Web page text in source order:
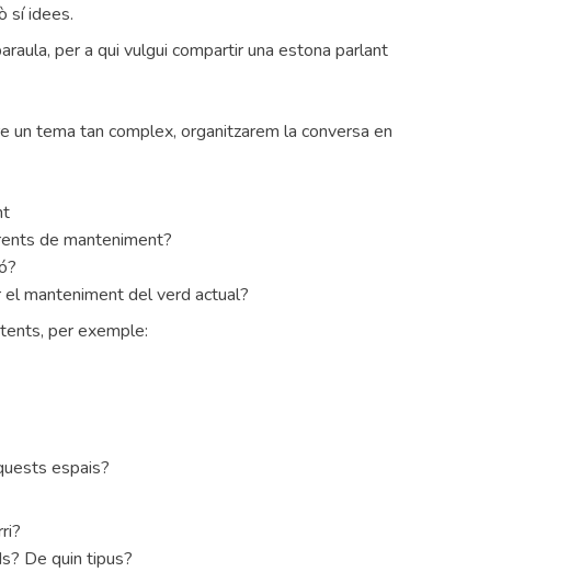
sí idees.
per a qui vulgui compartir una estona parlant
tema tan complex, organitzarem la conversa en
de manteniment?
manteniment del verd actual?
per exemple:
espais?
De quin tipus?